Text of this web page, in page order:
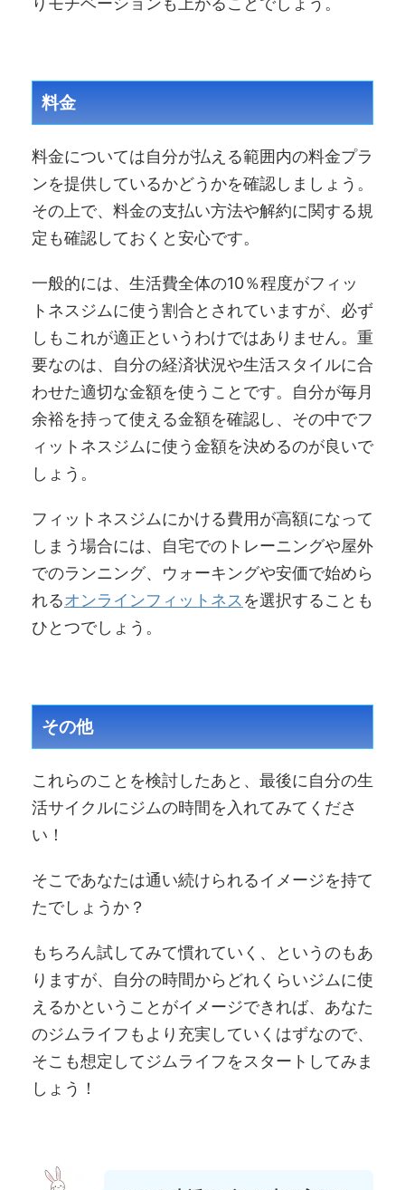
料金
料金については自分が払える範囲内の料金プラ
ンを提供しているかどうかを確認しましょう。
その上で、料金の支払い方法や解約に関する規
定も確認しておくと安心です。
一般的には、生活費全体の10％程度がフィッ
トネスジムに使う割合とされていますが、必ず
しもこれが適正というわけではありません。重
要なのは、自分の経済状況や生活スタイルに合
わせた適切な金額を使うことです。自分が毎月
余裕を持って使える金額を確認し、その中でフ
ィットネスジムに使う金額を決めるのが良いで
しょう。
フィットネスジムにかける費用が高額になって
しまう場合には、自宅でのトレーニングや屋外
でのランニング、ウォーキングや安価で始めら
れるオンラインフィットネス を選択することも
ひとつでしょう。
その他
これらのことを検討したあと、最後に自分の生
活サイクルにジムの時間を入れてみてくださ
い！
そこであなたは通い続けられるイメージを持て
たでしょうか？
もちろん試してみて慣れていく、というのもあ
りますが、自分の時間からどれくらいジムに使
えるかということがイメージできれば、あなた
のジムライフもより充実していくはずなので、
そこも想定してジムライフをスタートしてみま
しょう！